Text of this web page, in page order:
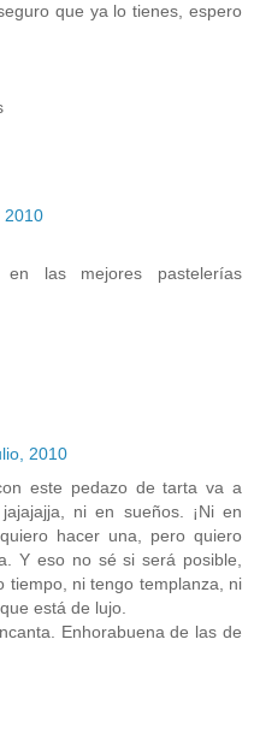
que ya lo tienes, espero
2010
las mejores pastelerías
2010
este pedazo de tarta va a
ni en sueños. ¡Ni en
hacer una, pero quiero
Y eso no sé si será posible,
tiempo, ni tengo templanza, ni
está de lujo.
Enhorabuena de las de